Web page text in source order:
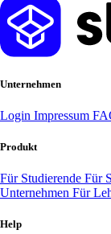
Unternehmen
Login Impressum
Produkt
Für Studierende Für
Unternehmen Für
Help